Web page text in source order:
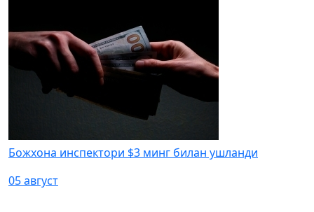
Божхона инспектори $3 минг билан ушланди
05 август